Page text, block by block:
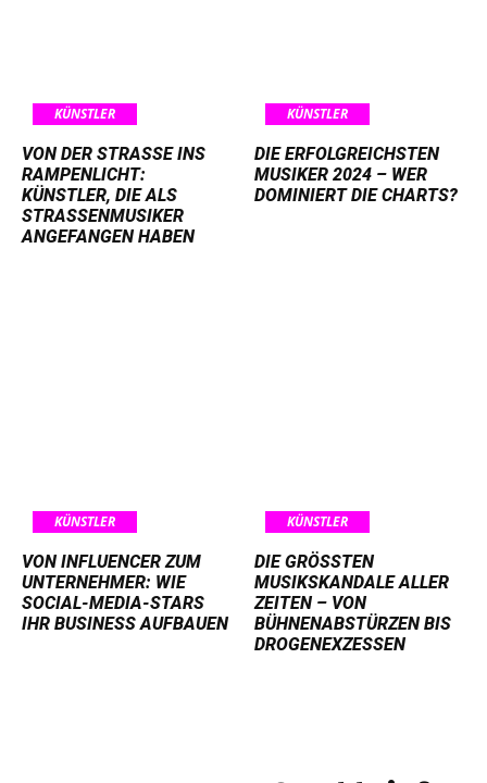
KÜNSTLER
VON DER STRASSE INS R
AMPENLICHT: K
ÜNSTLER, DIE ALS S
TRASSENMUSIKER AN
GEFANGEN HABEN
KÜNSTLER
DIE ERFOLGREICHSTEN
MUSIKER 2024 – WER
DOMINIERT DIE CHARTS?
KÜNSTLER
VON INFLUENCER ZUM
UNTERNEHMER: WIE
SOCIAL-MEDIA-STARS
IHR BUSINESS AUFBAUEN
KÜNSTLER
DIE GRÖSSTEN M
USIKSKANDALE ALLER Z
EITEN – VON B
ÜHNENABSTÜRZEN BIS D
ROGENEXZESSEN